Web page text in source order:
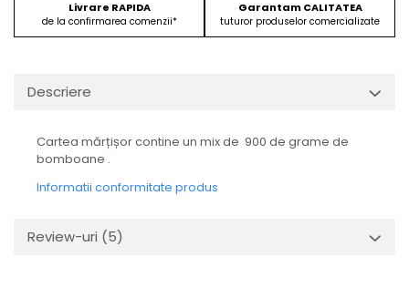
Livrare RAPIDA
de la confirmarea comenzii*
Garantam CALITATEA
tuturor produselor comercializate
Descriere
Cartea mărțișor contine un mix de 900 de grame de
bomboane .
Informatii conformitate produs
Review-uri (5)